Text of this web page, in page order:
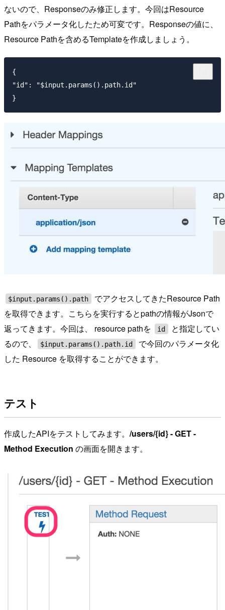
ないので、Responseのみ修正します。今回はResource
Pathをパラメータ化したため可変です。Responseの値に、
Resource Pathを含めるTemplateを作成しましょう。
{
"id": "$input.params().path.id"
$input.params().path
でアクセスしてきたResource Path
を取得できます。こちらを実行するとpathの情報がJsonで
返ってきます。今回は、 resource pathを
id
と指定してい
るので、
$input.params().path.id
で今回のパラメータ化
した Resource を取得することができます。
テスト
作成したAPIをテストしてみます。 /users/{id} - GET -
Method Execution の画面を開きます。